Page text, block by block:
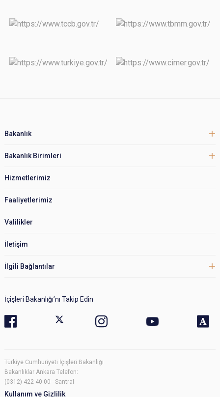
Bakanlık
Bakanlık Birimleri
Hizmetlerimiz
Faaliyetlerimiz
Valilikler
İletişim
İlgili Bağlantılar
İçişleri Bakanlığı’nı Takip Edin
Türkiye Cumhuriyeti İçişleri Bakanlığı
Bakanlıklar Ankara Telefon:
(0312) 422 40 00 - Santral
Kullanım ve Gizlilik